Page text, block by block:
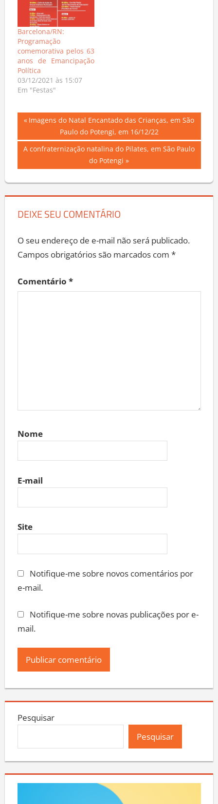
Barcelona/RN:
Programação
comemorativa pelos 63
anos de Emancipação
Política
03/12/2021 às 15:07
Em "Festas"
Navegação
de
Previous
Imagens do Natal Encantado das Crianças, em São
Paulo do Potengi, em 16/12/22
Next
A confraternização natalina do Pilates, em São Paulo
do Potengi
DEIXE SEU COMENTÁRIO
O seu endereço de e-mail não será publicado.
Campos obrigatórios são marcados com *
Comentário *
Nome
E-mail
Site
Notifique-me sobre novos comentários por
e-mail.
Notifique-me sobre novas publicações por e-
mail.
Pesquisar
Pesquisar